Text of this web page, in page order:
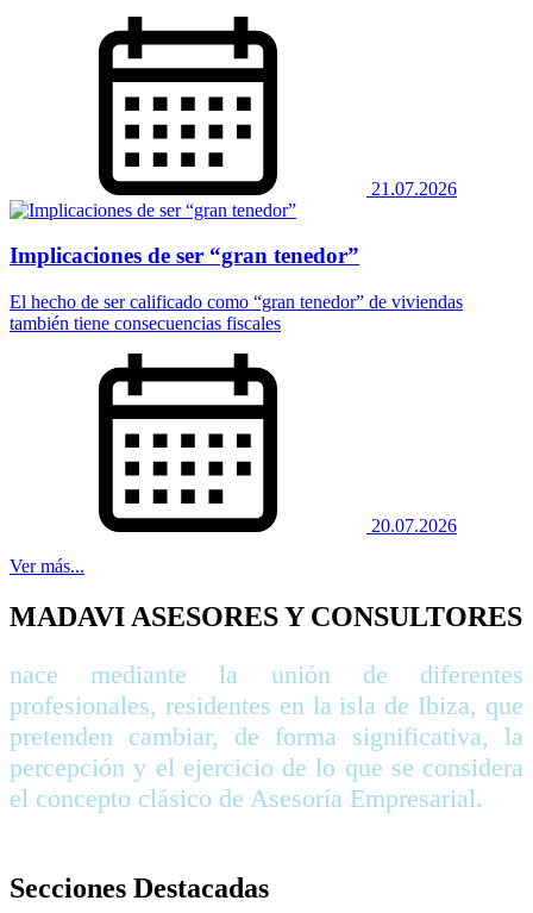
21.07.2026
Implicaciones de ser “gran tenedor”
El hecho de ser calificado como “gran tenedor” de viviendas
también tiene consecuencias fiscales
20.07.2026
Ver más...
MADAVI ASESORES Y CONSULTORES
nace mediante la unión de diferentes
profesionales, residentes en la isla de Ibiza, que
pretenden cambiar, de forma significativa, la
percepción y el ejercicio de lo que se considera
el concepto clásico de Asesoría Empresarial.
Secciones Destacadas